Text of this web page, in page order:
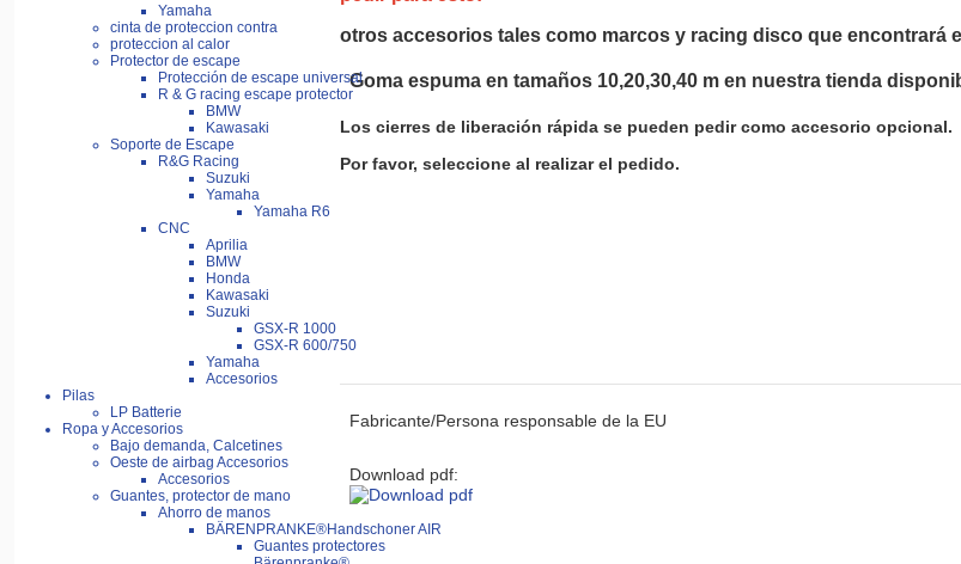
Yamaha
cinta de proteccion contra
proteccion al calor
Protector de escape
Protección de escape universal
R & G racing escape protector
BMW
Kawasaki
Soporte de Escape
R&G Racing
Suzuki
Yamaha
Yamaha R6
CNC
Aprilia
BMW
Honda
Kawasaki
Suzuki
GSX-R 1000
GSX-R 600/750
Yamaha
Accesorios
Pilas
LP Batterie
Ropa y Accesorios
Bajo demanda, Calcetines
Oeste de airbag Accesorios
Accesorios
Guantes, protector de mano
Ahorro de manos
BÄRENPRANKE®Handschoner AIR
Guantes protectores
otros accesorios tales como marcos y racing disco que encontrará
Goma espuma en tamaños 10,20,30,40 m en nuestra tienda
Los cierres de liberación rápida se pueden pedir como accesorio opcional.
Por favor, seleccione al realizar el pedido.
Fabricante/Persona responsable de la EU
Download pdf: